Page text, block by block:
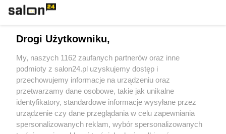
Sport
Społeczeństwo
Kultura
Drogi Użytkowniku,
My, naszych 1162 zaufanych partnerów oraz inne
podmioty z salon24.pl uzyskujemy dostęp i
przechowujemy informacje na urządzeniu oraz
przetwarzamy dane osobowe, takie jak unikalne
identyfikatory, standardowe informacje wysyłane przez
urządzenie czy dane przeglądania w celu zapewniania
spersonalizowanych reklam, wybór spersonalizowanych